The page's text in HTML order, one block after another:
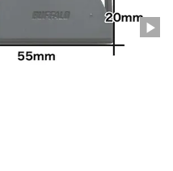
▶